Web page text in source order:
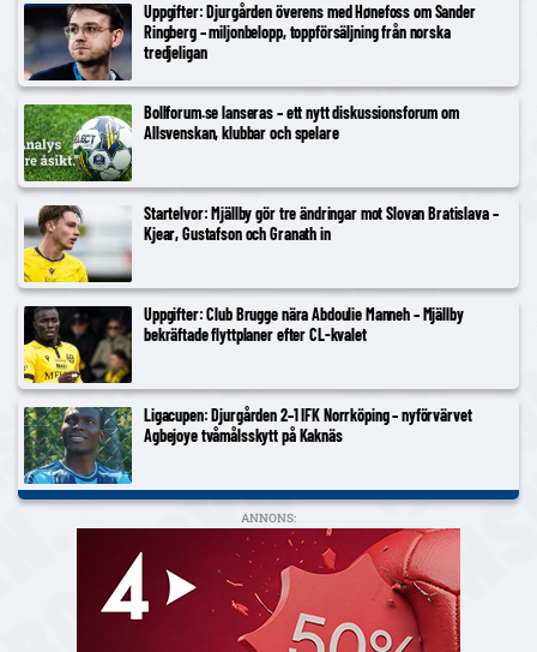
Uppgifter: Djurgården överens med Hønefoss om Sander
Ringberg – miljonbelopp, toppförsäljning från norska
tredjeligan
Bollforum.se lanseras – ett nytt diskussionsforum om
Allsvenskan, klubbar och spelare
Startelvor: Mjällby gör tre ändringar mot Slovan Bratislava –
Kjear, Gustafson och Granath in
Uppgifter: Club Brugge nära Abdoulie Manneh – Mjällby
bekräftade flyttplaner efter CL-kvalet
Ligacupen: Djurgården 2–1 IFK Norrköping – nyförvärvet
Agbejoye tvåmålsskytt på Kaknäs
ANNONS: